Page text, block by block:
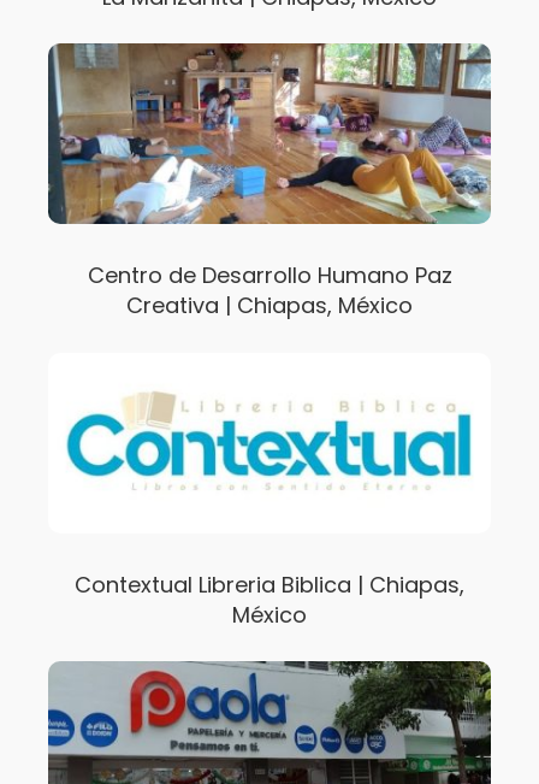
Centro de Desarrollo Humano Paz
Creativa | Chiapas, México
Contextual Libreria Biblica | Chiapas,
México